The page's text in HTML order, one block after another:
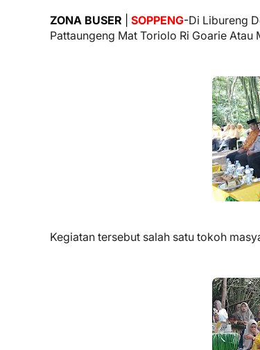
ZONA BUSER SOPPENG-Di Libureng
Pattaungeng Mat Toriolo Ri Goarie
Kegiatan tersebut salah satu tokoh